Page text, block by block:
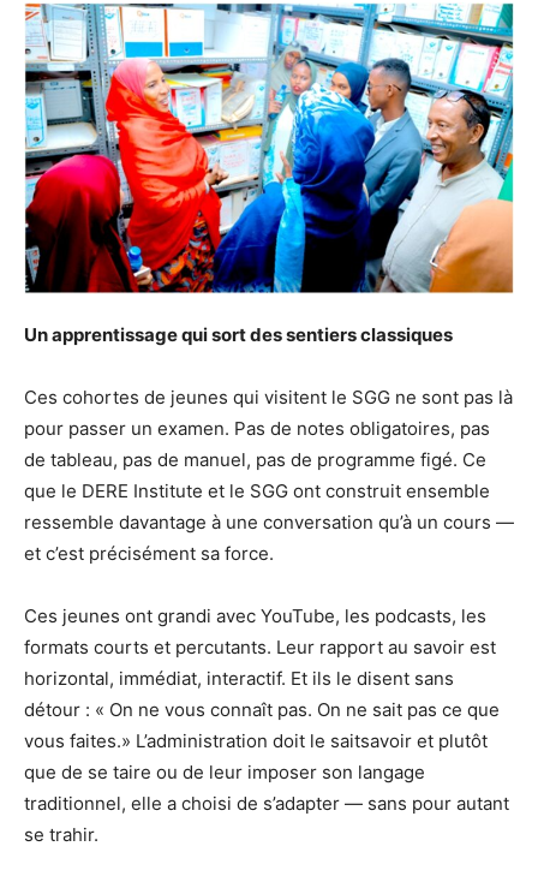
Un apprentissage qui sort des sentiers classiques
Ces cohortes de jeunes qui visitent le SGG ne sont pas là
pour passer un examen. Pas de notes obligatoires, pas
de tableau, pas de manuel, pas de programme figé. Ce
que le DERE Institute et le SGG ont construit ensemble
ressemble davantage à une conversation qu’à un cours —
et c’est précisément sa force.
Ces jeunes ont grandi avec YouTube, les podcasts, les
formats courts et percutants. Leur rapport au savoir est
horizontal, immédiat, interactif. Et ils le disent sans
détour : « On ne vous connaît pas. On ne sait pas ce que
vous faites.» L’administration doit le saitsavoir et plutôt
que de se taire ou de leur imposer son langage
traditionnel, elle a choisi de s’adapter — sans pour autant
se trahir.